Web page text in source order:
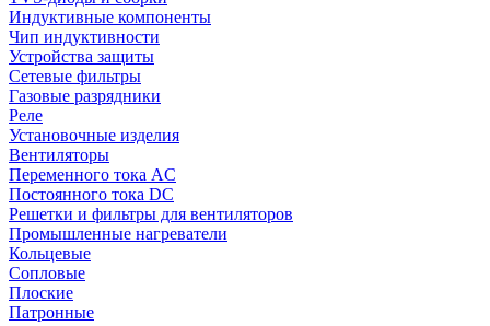
Индуктивные компоненты
Чип индуктивности
Устройства защиты
Сетевые фильтры
Газовые разрядники
Реле
Установочные изделия
Вентиляторы
Переменного тока AC
Постоянного тока DC
Решетки и фильтры для вентиляторов
Промышленные нагреватели
Кольцевые
Сопловые
Плоские
Патронные